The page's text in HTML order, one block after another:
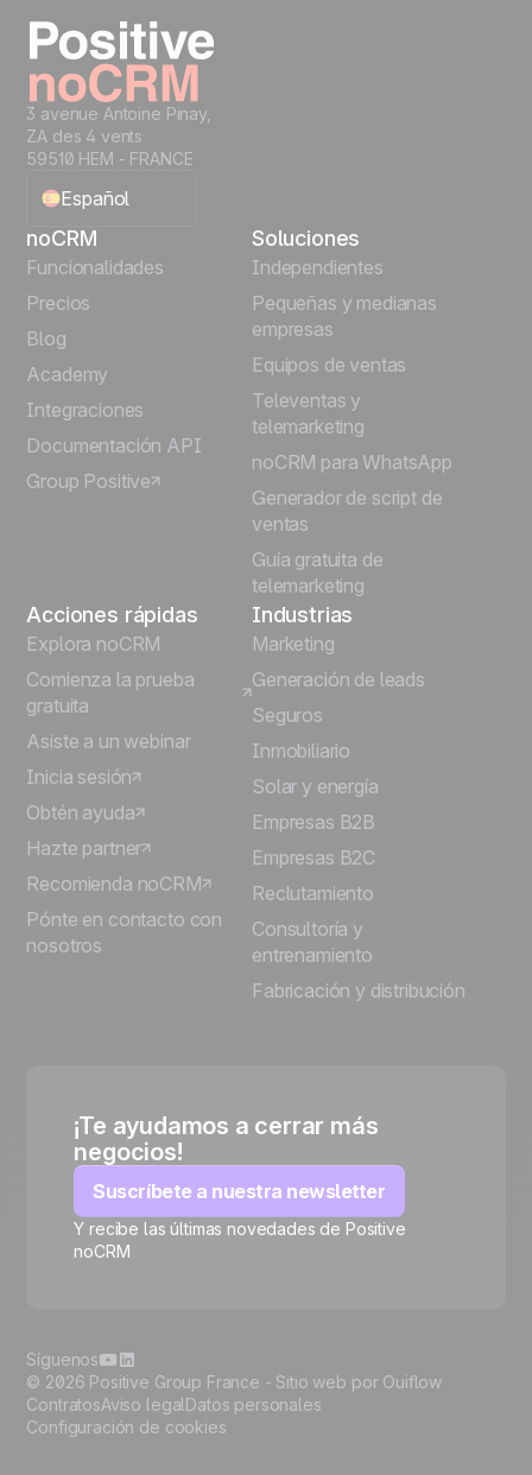
3 avenue Antoine Pinay,
ZA des 4 vents
59510 HEM - FRANCE
Español
English
Português
Italiano
Deutsch
noCRM
Funcionalidades
Precios
Blog
Academy
Integraciones
Documentación API
Group Positive
Soluciones
Independientes
Pequeñas y medianas
empresas
Equipos de ventas
Televentas y
telemarketing
noCRM para WhatsApp
Generador de script de
ventas
Guía gratuita de
telemarketing
Acciones rápidas
Explora noCRM
Comienza la prueba
gratuita
Asiste a un webinar
Inicia sesión
Obtén ayuda
Hazte partner
Recomienda noCRM
Pónte en contacto con
nosotros
Industrias
Marketing
Generación de leads
Seguros
Inmobiliario
Solar y energía
Empresas B2B
Empresas B2C
Reclutamiento
Consultoría y
entrenamiento
Fabricación y distribución
¡Te ayudamos a cerrar más
negocios!
Suscríbete a nuestra newsletter
Y recibe las últimas novedades de Positive
noCRM
© 2026 Positive Group France - Sitio web por Ouiflow
ContratosAviso legalDatos personales
Configuración de cookies
Síguenos